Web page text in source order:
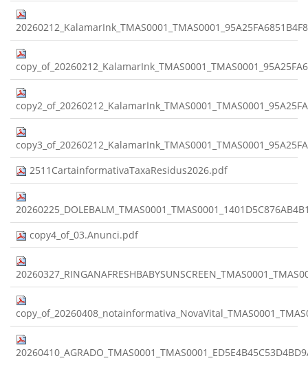
2511CartainformativaTaxaResidus2026.pdf
copy4_of_03.Anunci.pdf